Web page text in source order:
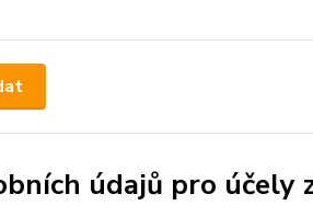
údajů pro účely